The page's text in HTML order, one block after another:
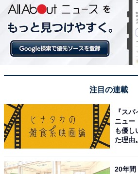
注目の連載
『ス
ニュー
も優し
た理由
20年間